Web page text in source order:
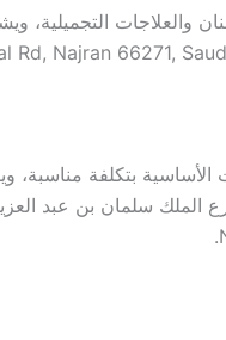
والعلاجات التجميلية،
الأساسية بتكلفة
الملك سلمان بن عبد